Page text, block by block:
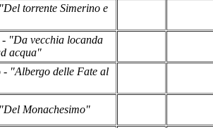
"Del torrente Simerino e
- "Da vecchia locanda
acqua"
- "Albergo delle Fate al
"Del Monachesimo"